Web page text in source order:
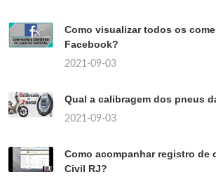
Como visualizar todos os
Facebook?
2021-09-03
Qual a calibragem dos pneus
2021-09-03
Como acompanhar registro de
Civil RJ?